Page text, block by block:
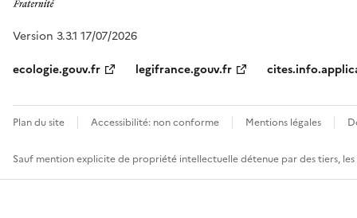
Version 3.3.1 17/07/2026
ecologie.gouv.fr
legifrance.gouv.fr
Plan du site Accessibilité: non conforme Mentions légales
Sauf mention explicite de propriété intellectuelle détenue par des tiers,